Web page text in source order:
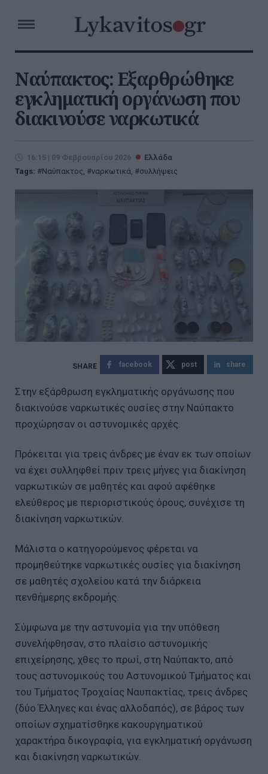
Ναύπακτος: Εξαρθρώθηκε
εγκληματική οργάνωση που
διακινούσε ναρκωτικά
16:15 | 09 Φεβρουαρίου 2026
Ελλάδα
Tags:
Ναύπακτος, ναρκωτικά, συλλήψεις
facebook post share
Στην εξάρθρωση εγκληματικής οργάνωσης που
διακινούσε ναρκωτικές ουσίες στην Ναύπακτο
προχώρησαν οι αστυνομικές αρχές.
Πρόκειται για τρεις άνδρες με έναν εκ των οποίων
να έχει συλληφθεί πριν τρεις μήνες για διακίνηση
ναρκωτικών σε μαθητές και αφού αφέθηκε
ελεύθερος με περιοριστικούς όρους, συνέχισε τη
διακίνηση ναρκωτικών.
Μάλιστα ο κατηγορούμενος φέρεται να
προμηθεύτηκε ναρκωτικές ουσίες για διακίνηση
σε μαθητές σχολείου κατά την διάρκεια
πενθήμερης εκδρομής.
Σύμφωνα με την αστυνομία για την υπόθεση
συνελήφθησαν, στο πλαίσιο αστυνομικής
επιχείρησης, χθες το πρωί, στη Ναύπακτο, από
τους αστυνομικούς του Αστυνομικού Τμήματος και
του Τμήματος Τροχαίας Ναυπακτίας, τρεις άνδρες
(δύο Έλληνες και ένας αλλοδαπός), σε βάρος των
οποίων σχηματίσθηκε κακουργηματικού
χαρακτήρα δικογραφία, για εγκληματική οργάνωση
και διακίνηση ναρκωτικών.